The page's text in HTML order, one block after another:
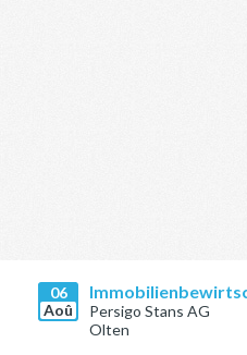
06
Aoû
Persigo Stans AG
Olten